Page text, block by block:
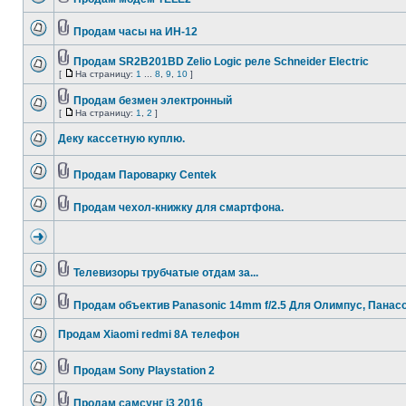
Продам часы на ИН-12
Продам SR2B201BD Zelio Logic реле Schneider Electric
[ На страницу: 1 8 9 10 ]
Продам безмен электронный
[ На страницу: 1 2 ]
Деку кассетную куплю.
Продам Пароварку Centek
Продам чехол-книжку для смартфона.
Телевизоры трубчатые отдам за...
Продам объектив Рanasonic 14mm f/2.5 Для Олимпус,
Продам Xiaomi redmi 8A телефон
Продам Sony Playstation 2
Продам самсунг j3 2016